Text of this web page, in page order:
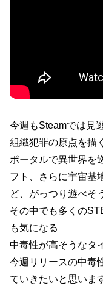
今週もSteamでは見
組織犯罪の原点を描
ポータルで異世界を
フト、さらに宇宙基
ど、がっつり遊べそ
その中でも多くの
も気になる
中毒性が高そうなタ
今週リリースの中毒
ていきたいと思いま